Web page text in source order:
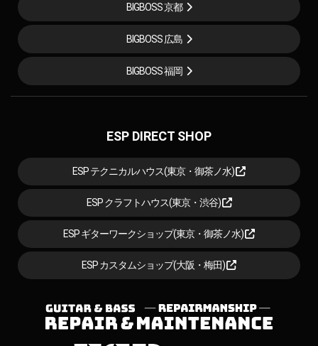
BIGBOSS 京都
BIGBOSS 広島
BIGBOSS 福岡
ESP DIRECT SHOP
ESP テクニカルハウス(東京・御茶ノ水)
ESP クラフトハウス(東京・渋谷)
ESP ギターワークショップ(東京・御茶ノ水)
ESP カスタムショップ(大阪・梅田)